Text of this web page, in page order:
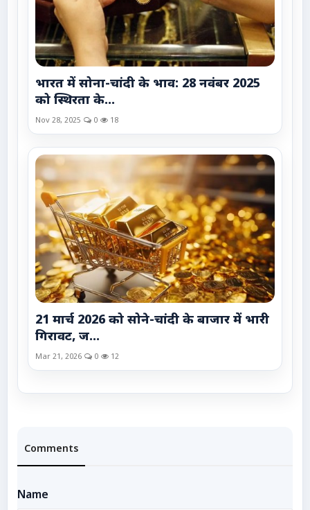
भारत में सोना-चांदी के भाव: 28 नवंबर 2025
को स्थिरता के...
Nov 28, 2025 0 18
21 मार्च 2026 को सोने-चांदी के बाजार में भारी
गिरावट, ज...
Mar 21, 2026 0 12
Comments
Name